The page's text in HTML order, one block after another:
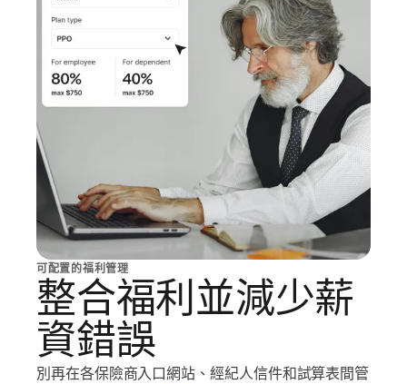
可配置的福利管理
整合福利並減少薪
資錯誤
別再在各保險商入口網站、經紀人信件和試算表間管